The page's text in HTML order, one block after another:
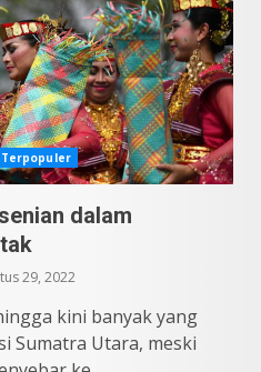
Terpopuler
dalam
29, 2022
kini banyak yang
Sumatra Utara, meski
Perdebatan
Utara,
Bittang yang
KompasTV